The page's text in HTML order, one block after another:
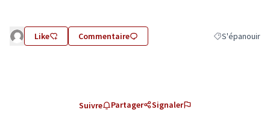
Like Commentaire Filtrer les
S'épanouir
Suivre Partager Signaler